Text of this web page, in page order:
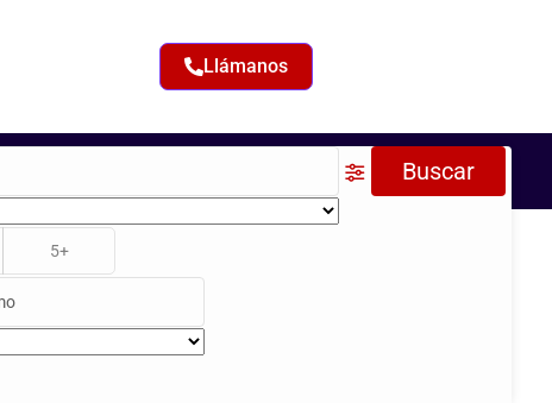
Llámanos
5+
Buscar